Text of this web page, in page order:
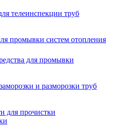
телеинспекции труб
промывки систем отопления
для промывки
и разморозки труб
для прочистки